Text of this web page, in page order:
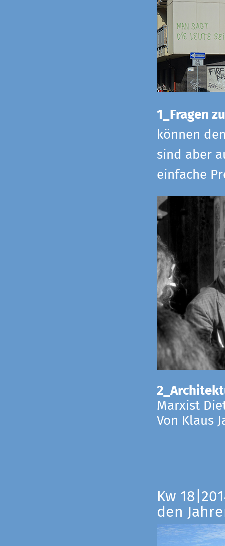
1_Fragen
können
sind aber
einfache
Marxist
Von Klaus
Kw
den